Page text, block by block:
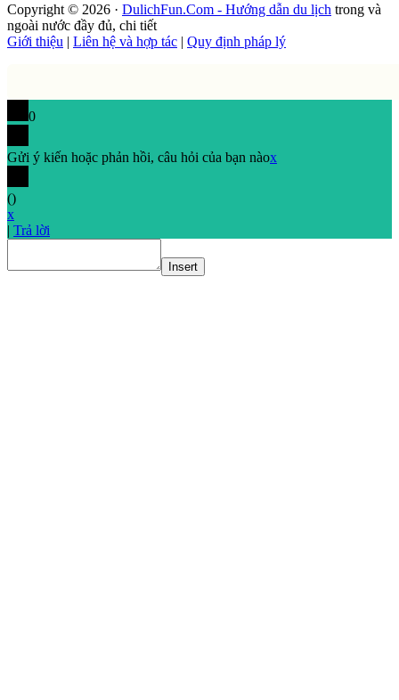
Copyright © 2026 · DulichFun.Com - Hướng dẫn du lịch trong và
ngoài nước đầy đủ, chi tiết
Giới thiệu | Liên hệ và hợp tác | Quy định pháp lý
0
Gửi ý kiến hoặc phản hồi, câu hỏi của bạn nàox
()
x
| Trả lời
Insert